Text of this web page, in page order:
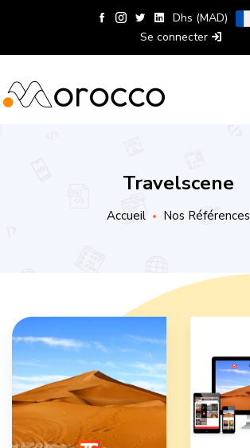
Dhs (MAD)
Se connecter
Travelscene
Accueil Nos Références